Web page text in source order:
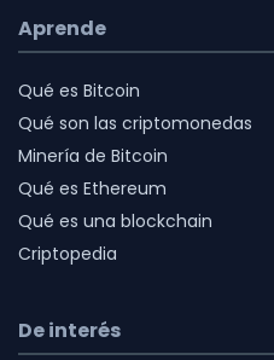
Aprende
Qué es Bitcoin
Qué son las criptomonedas
Minería de Bitcoin
Qué es Ethereum
Qué es una blockchain
Criptopedia
De interés